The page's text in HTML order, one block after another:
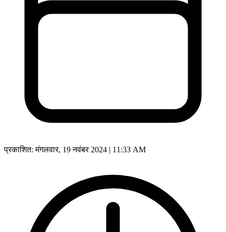
प्रकाशित:मंगलवार, 19 नवंबर 2024 | 11:33 AM